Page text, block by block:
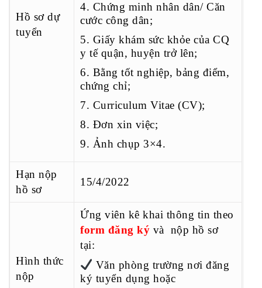
Hồ sơ dự
tuyển
4. Chứng minh nhân dân/ Căn
cước công dân;
5. Giấy khám sức khỏe của CQ
y tế quận, huyện trở lên;
6. Bằng tốt nghiệp, bảng điểm,
chứng chỉ;
7. Curriculum Vitae (CV);
8. Đơn xin việc;
9. Ảnh chụp 3×4.
Hạn nộp
hồ sơ
15/4/2022
Hình thức
nộp
Ứng viên kê khai thông tin theo
form đăng ký và nộp hồ sơ
tại:
Văn phòng trường nơi đăng
ký tuyển dụng hoặc